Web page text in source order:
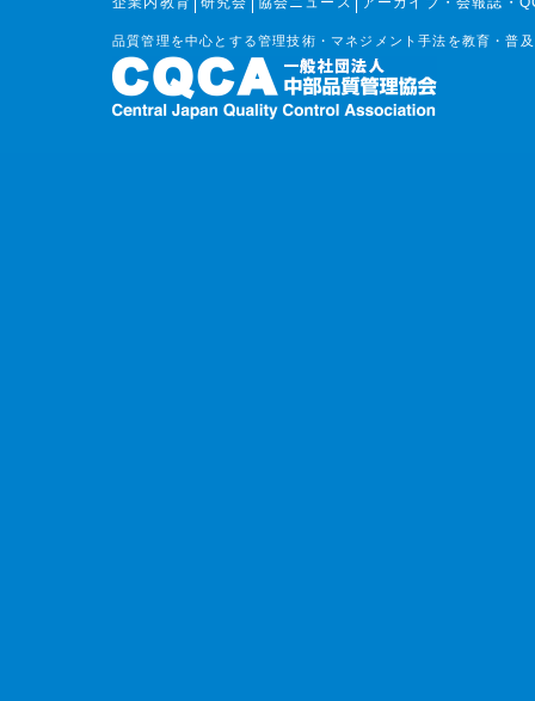
品質管理を中心とする管理技術・マネジメント手法を教育・普